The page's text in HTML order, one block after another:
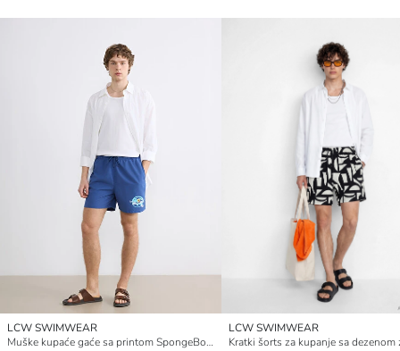
LCW SWIMWEAR
Muške kupaće gaće sa printom SpongeBob-a
LCW SWIMWEAR